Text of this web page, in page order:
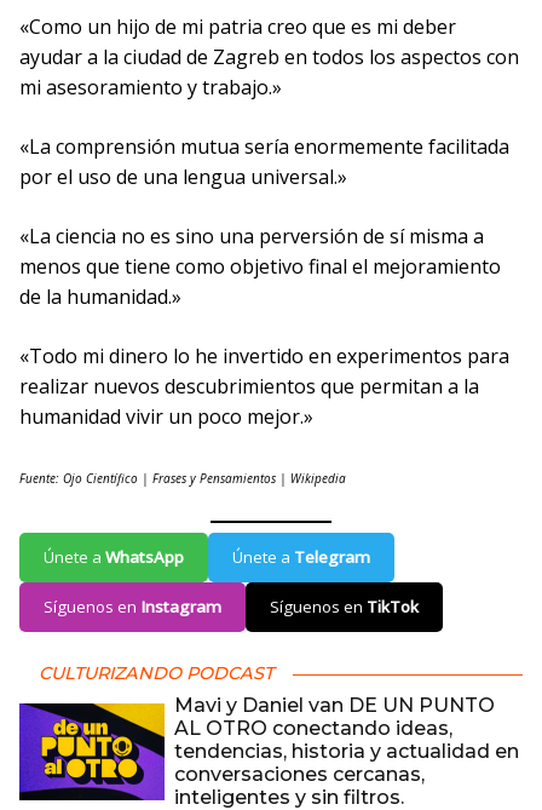
«Como un hijo de mi patria creo que es mi deber
ayudar a la ciudad de Zagreb en todos los aspectos con
mi asesoramiento y trabajo.»
«La comprensión mutua sería enormemente facilitada
por el uso de una lengua universal.»
«La ciencia no es sino una perversión de sí misma a
menos que tiene como objetivo final el mejoramiento
de la humanidad.»
«Todo mi dinero lo he invertido en experimentos para
realizar nuevos descubrimientos que permitan a la
humanidad vivir un poco mejor.»
Fuente: Ojo Científico | Frases y Pensamientos | Wikipedia
Únete a WhatsApp Únete a Telegram
Síguenos en Instagram Síguenos en TikTok
CULTURIZANDO PODCAST
Mavi y Daniel van DE UN PUNTO
AL OTRO conectando ideas,
tendencias, historia y actualidad en
conversaciones cercanas,
inteligentes y sin filtros.